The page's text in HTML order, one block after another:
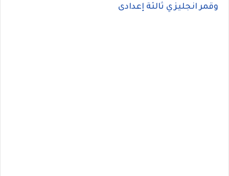
وقمر انجليزي ثالثة إعدادى